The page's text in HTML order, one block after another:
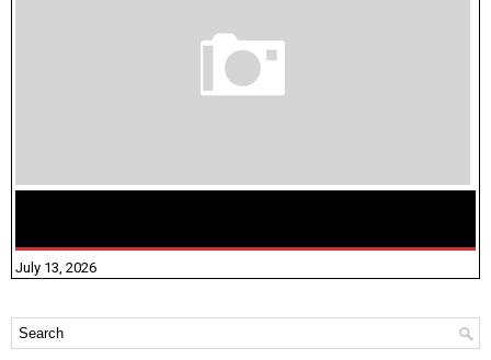
July 13, 2026